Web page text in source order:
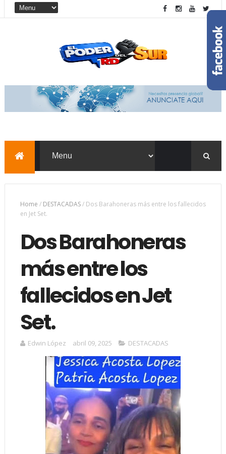
Home / DESTACADAS/ Dos Barahoneras más entre los fallecidos
en Jet Set.
Dos Barahoneras
más entre los
fallecidos en Jet
Set.
Edwin López abril 09, 2025 DESTACADAS